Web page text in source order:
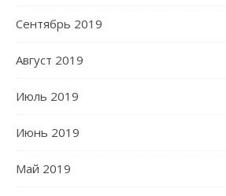
Сентябрь 2019
Август 2019
Июль 2019
Июнь 2019
Май 2019